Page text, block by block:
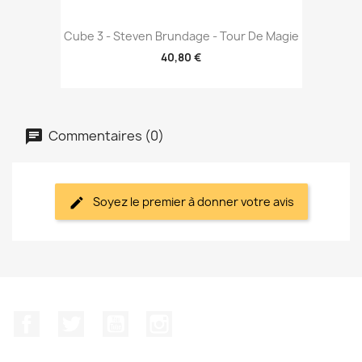
Cube 3 - Steven Brundage - Tour De Magie
40,80 €
Commentaires (0)
Soyez le premier à donner votre avis